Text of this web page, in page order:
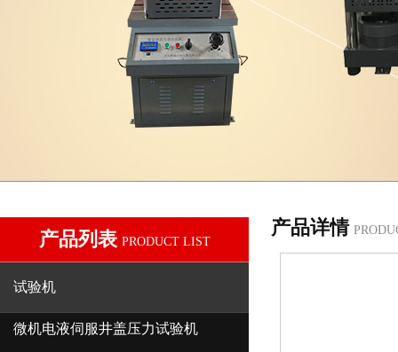
产品详情
产品列表 PRODUCT LIST
试验机
微机电液伺服井盖压力试验机